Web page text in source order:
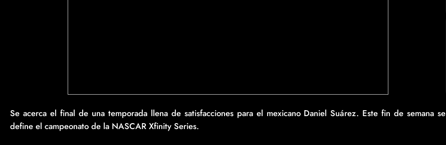
Se acerca el final de una temporada llena de satisfacciones para el mexicano Daniel Suárez. Este fin de semana se
define el campeonato de la NASCAR Xfinity Series.